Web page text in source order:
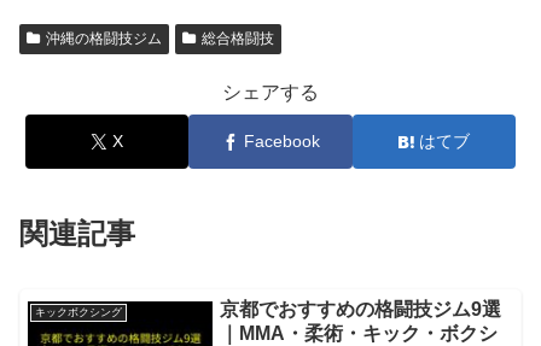
沖縄の格闘技ジム 総合格闘技
シェアする
X Facebook はてブ
関連記事
キックボクシング
京都でおすすめの格闘技ジム9選
｜MMA・柔術・キック・ボクシ